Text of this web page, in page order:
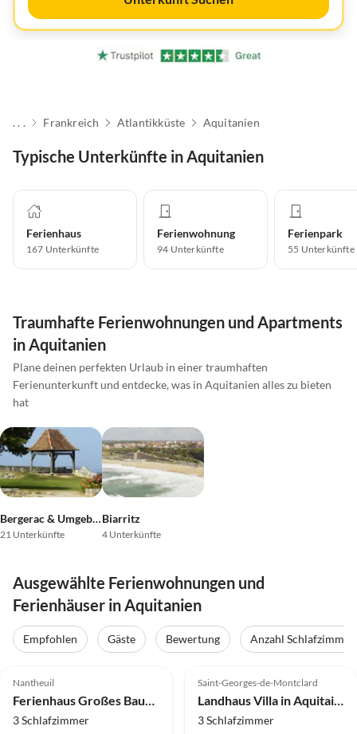
. . . Frankreich Atlantikküste Aquitanien
Typische Unterkünfte in Aquitanien
Ferienhaus
167 Unterkünfte
Ferienwohnung
94 Unterkünfte
Ferienpark
55 Unterkünfte
Traumhafte Ferienwohnungen und Apartments
in Aquitanien
Plane deinen perfekten Urlaub in einer traumhaften
Ferienunterkunft und entdecke, was in Aquitanien alles zu bieten
hat
Bergerac & Umgebung
21 Unterkünfte
Biarritz
4 Unterkünfte
Ausgewählte Ferienwohnungen und
Ferienhäuser in Aquitanien
Empfohlen Gäste Bewertung
Anzahl Schlafzimmer
Nantheuil
3 Schlafzimmer
Saint-Georges-de-Montclard
3 Schlafzimmer